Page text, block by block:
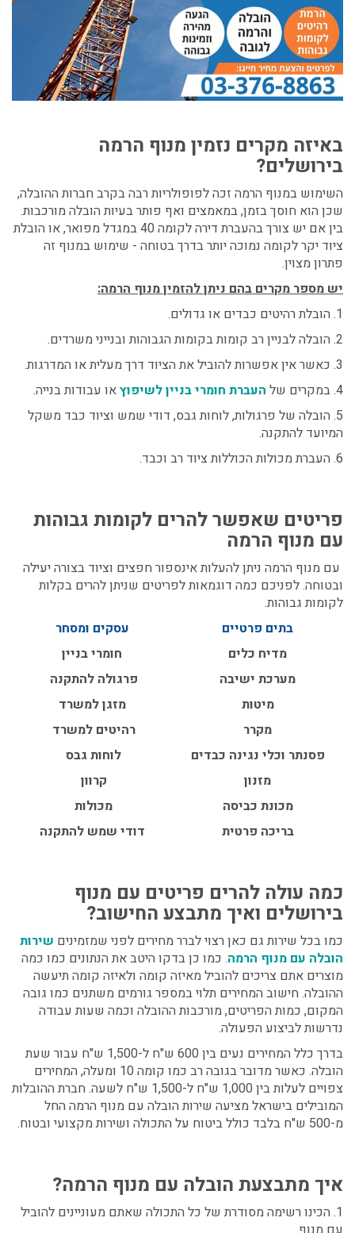
באיזה מקרים נזמין מנוף הרמה
בירושלים?
השימוש במנוף הרמה זכה לפופולריות רבה בקרב חברות ההובלה,
שכן הוא חוסך בזמן, במאמצים ואף פותר בעיות הובלה מורכבות.
בין אם יש צורך בהעברת דירה לקומה 40 במגדל מפואר, או הובלת
ציוד יקר לקומה נמוכה יותר בדרך בטוחה - שימוש במנוף זה
פתרון מצוין.
יש מספר מקרים בהם ניתן להזמין מנוף הרמה:
1. הובלת רהיטים כבדים או גדולים.
2. הובלה לבניין רב קומות בקומות הגבוהות ובנייני משרדים.
3. כאשר אין אפשרות להוביל את הציוד דרך מעלית או המדרגות.
4. במקרים של
העברת חומרי בניין לשיפוץאו עבודות בנייה.
5. הובלה של פרגולות, לוחות גבס, דודי שמש וציוד כבד משקל
המיועד להתקנה.
6. העברת מכולות הכוללות ציוד רב וכבד.
פריטים שאפשר להרים לקומות גבוהות
עם מנוף הרמה
עם מנוף הרמה ניתן להעלות אינספור חפצים וציוד בצורה יעילה
ובטוחה. לפניכם כמה דוגמאות לפריטים שניתן להרים בקלות
לקומות גבוהות.
בתים פרטיים
עסקים ומסחר
מדיח כלים
חומרי בניין
מערכת ישיבה
פרגולה להתקנה
מיטות
מזגן למשרד
מקרר
רהיטים למשרד
פסנתר וכלי נגינה כבדים
לוחות גבס
מזנון
קרוון
מכונת כביסה
מכולות
בריכה פרטית
דודי שמש להתקנה
כמה עולה להרים פריטים עם מנוף
בירושלים ואיך מתבצע החישוב?
כמו בכל שירות גם כאן רצוי לברר מחירים לפני שמזמינים שירות
הובלה עם מנוף הרמה. כמו כן בדקו היטב את הנתונים כמו כמה
מוצרים אתם צריכים להוביל מאיזה קומה ולאיזה קומה תיעשה
ההובלה. חישוב המחירים תלוי במספר גורמים משתנים כמו גובה
המקום, כמות הפריטים, מורכבות ההובלה וכמה שעות עבודה
נדרשות לביצוע הפעולה.
בדרך כלל המחירים נעים בין 600 ש"ח ל-1,500 ש"ח עבור שעת
הובלה. כאשר מדובר בגובה רב כמו קומה 10 ומעלה, המחירים
צפויים לעלות בין 1,000 ש"ח ל-1,500 ש"ח לשעה. חברת ההובלות
המובילים בישראל מציעה שירות הובלה עם מנוף הרמה החל
מ-500 ש"ח בלבד כולל ביטוח על התכולה ושירות מקצועי ובטוח.
איך מתבצעת הובלה עם מנוף הרמה?
1. הכינו רשימה מסודרת של כל התכולה שאתם מעוניינים להוביל